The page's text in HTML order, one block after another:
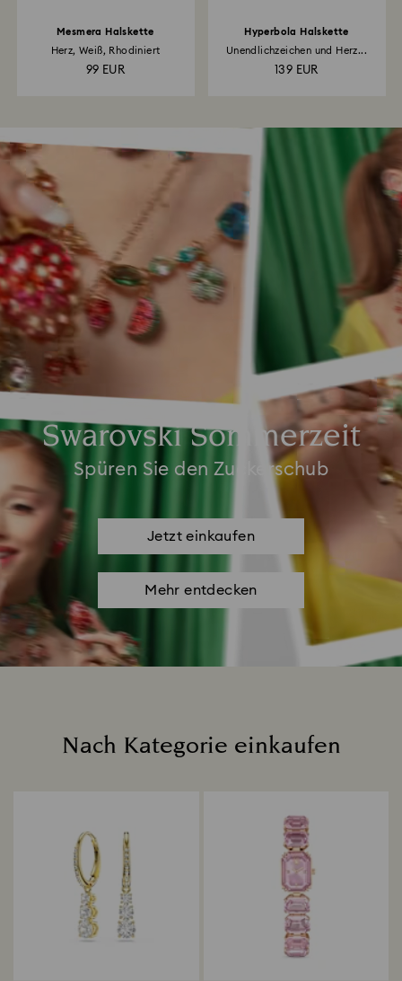
Mesmera Halskette
Herz, Weiß, Rhodiniert
99 EUR
Hyperbola Halskette
Unendlichzeichen und Herz...
139 EUR
Swarovski Sommerzeit
Spüren Sie den Zuckerschub
Jetzt einkaufen
Mehr entdecken
Nach Kategorie einkaufen